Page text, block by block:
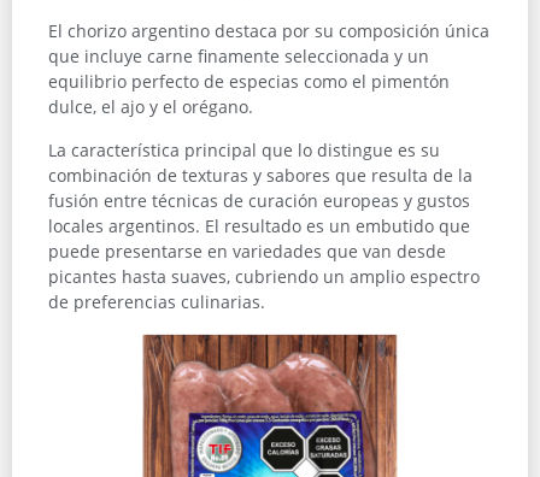
El chorizo argentino destaca por su composición única
que incluye carne finamente seleccionada y un
equilibrio perfecto de especias como el pimentón
dulce, el ajo y el orégano.
La característica principal que lo distingue es su
combinación de texturas y sabores que resulta de la
fusión entre técnicas de curación europeas y gustos
locales argentinos. El resultado es un embutido que
puede presentarse en variedades que van desde
picantes hasta suaves, cubriendo un amplio espectro
de preferencias culinarias.